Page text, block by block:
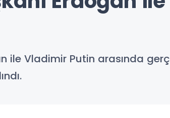
ile Vladimir Putin arasında